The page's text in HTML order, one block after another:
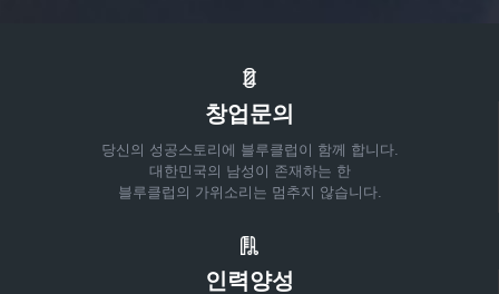
창업문의
당신의 성공스토리에 블루클럽이 함께 합니다.
대한민국의 남성이 존재하는 한
블루클럽의 가위소리는 멈추지 않습니다.
인력양성